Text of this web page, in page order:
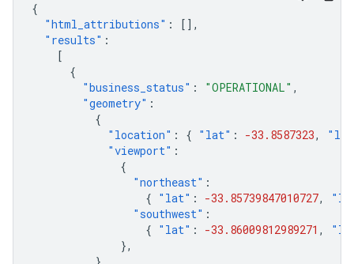
{
"html_attributions" :
[],
"results" :
[
{
"business_status" : "OPERATIONAL" ,
"geometry" :
{
"location" : { "lat" : -33.8587323,
"viewport" :
{
"northeast" :
{ "lat" : -33.85739847010727,
"southwest" :
{ "lat" : -33.86009812989271 ,
},